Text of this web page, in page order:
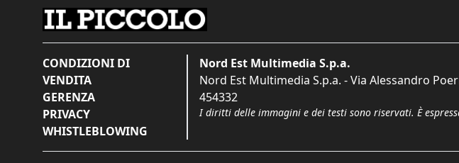
CONDIZIONI DI
VENDITA
GERENZA
PRIVACY
WHISTLEBLOWING
Nord Est Multimedia S.p.a.
Nord Est Multimedia S.p.a. - Via Alessandro
454332
I diritti delle immagini e dei testi sono riservati. È